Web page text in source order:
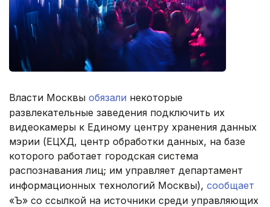
Власти Москвы обязали некоторые
развлекательные заведения подключить их
видеокамеры к Единому центру хранения данных
мэрии (ЕЦХД, центр обработки данных, на базе
которого работает городская система
распознавания лиц; им управляет департамент
информационных технологий Москвы), сообщает
«Ъ» со ссылкой на источники среди управляющих